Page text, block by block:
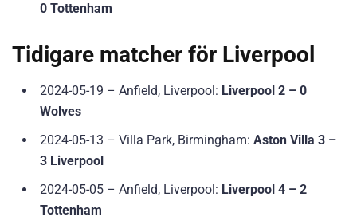
0 Tottenham
Tidigare matcher för Liverpool
2024-05-19 – Anfield, Liverpool: Liverpool 2 – 0
Wolves
2024-05-13 – Villa Park, Birmingham: Aston Villa 3 –
3 Liverpool
2024-05-05 – Anfield, Liverpool: Liverpool 4 – 2
Tottenham